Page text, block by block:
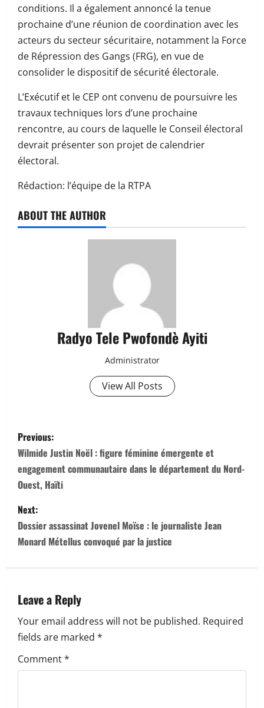
conditions. Il a également annoncé la tenue
prochaine d’une réunion de coordination avec les
acteurs du secteur sécuritaire, notamment la Force
de Répression des Gangs (FRG), en vue de
consolider le dispositif de sécurité électorale.
L’Exécutif et le CEP ont convenu de poursuivre les
travaux techniques lors d’une prochaine
rencontre, au cours de laquelle le Conseil électoral
devrait présenter son projet de calendrier
électoral.
Rédaction: l’équipe de la RTPA
ABOUT THE AUTHOR
Radyo Tele Pwofondè Ayiti
Administrator
View All Posts
P
o
s
t
n
i
g
a
t
Previous:
Wilmide Justin Noël : figure féminine émergente et
engagement communautaire dans le département du Nord-
Ouest, Haïti
Next:
Dossier assassinat Jovenel Moïse : le journaliste Jean
Monard Métellus convoqué par la justice
Leave a Reply
Your email address will not be published. Required
fields are marked *
Comment*